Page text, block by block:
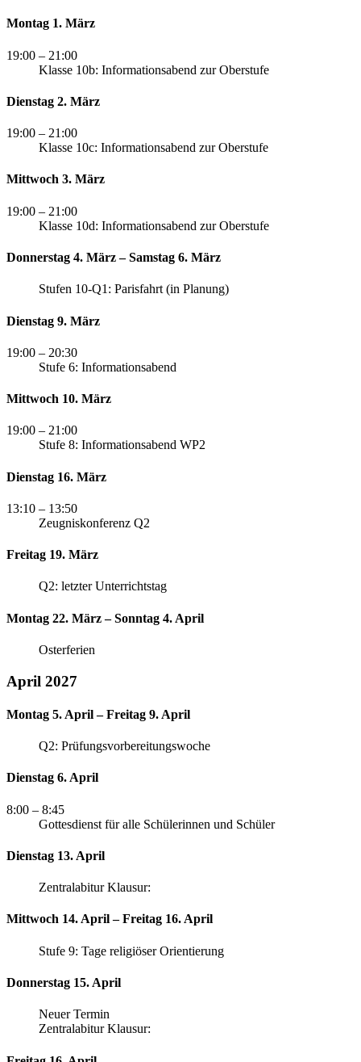
Montag 1. März
19:00 – 21:00
Klasse 10b: Informationsabend zur Oberstufe
Dienstag 2. März
19:00 – 21:00
Klasse 10c: Informationsabend zur Oberstufe
Mittwoch 3. März
19:00 – 21:00
Klasse 10d: Informationsabend zur Oberstufe
Donnerstag 4. März – Samstag 6. März
Stufen 10-Q1: Parisfahrt (in Planung)
Dienstag 9. März
19:00 – 20:30
Stufe 6: Informationsabend
Mittwoch 10. März
19:00 – 21:00
Stufe 8: Informationsabend WP2
Dienstag 16. März
13:10 – 13:50
Zeugniskonferenz Q2
Freitag 19. März
Q2: letzter Unterrichtstag
Montag 22. März – Sonntag 4. April
Osterferien
April 2027
Montag 5. April – Freitag 9. April
Q2: Prüfungsvorbereitungswoche
Dienstag 6. April
8:00 – 8:45
Gottesdienst für alle Schülerinnen und Schüler
Dienstag 13. April
Zentralabitur Klausur:
Mittwoch 14. April – Freitag 16. April
Stufe 9: Tage religiöser Orientierung
Donnerstag 15. April
Neuer Termin
Zentralabitur Klausur: